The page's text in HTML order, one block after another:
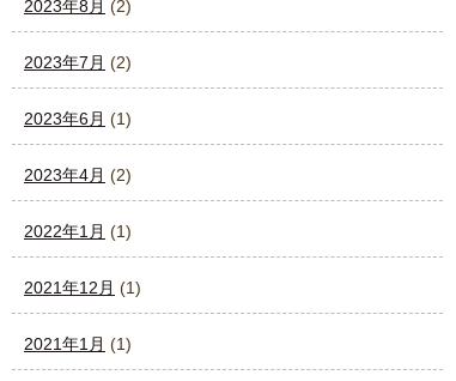
2023年8月 (2)
2023年7月 (2)
2023年6月 (1)
2023年4月 (2)
2022年1月 (1)
2021年12月 (1)
2021年1月 (1)